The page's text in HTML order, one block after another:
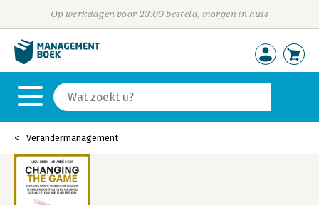
Op werkdagen voor 23:00 besteld, morgen in huis
Verandermanagement